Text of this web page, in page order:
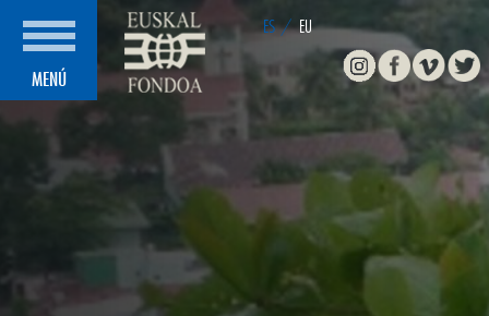
MENÚ
ES / EU
Instagram
Facebook
Vimeo